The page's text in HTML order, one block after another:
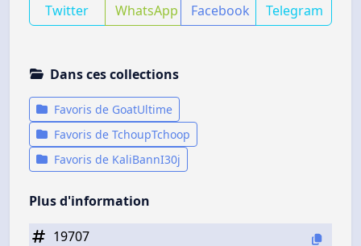
Twitter WhatsApp Facebook Telegram
Dans ces collections
Favoris de GoatUltime
Favoris de TchoupTchoop
Favoris de KaliBannI30j
Plus d'information
19707